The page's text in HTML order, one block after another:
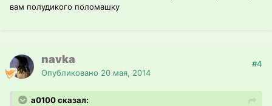
вам полудикого поломашку
navka
Опубликовано 20 мая, 2014
#4
a0100 сказал: